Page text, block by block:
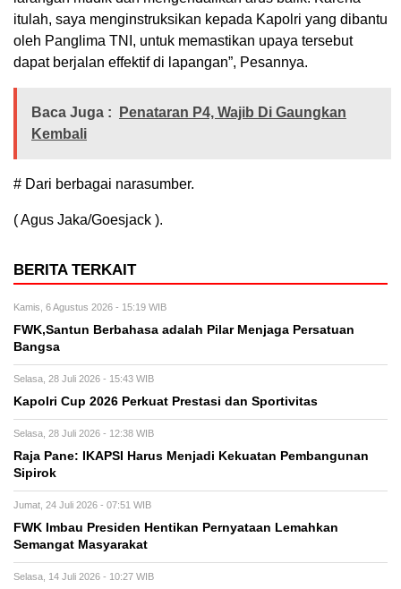
itulah, saya menginstruksikan kepada Kapolri yang dibantu
oleh Panglima TNI, untuk memastikan upaya tersebut
dapat berjalan effektif di lapangan”, Pesannya.
Baca Juga :
Penataran P4, Wajib Di Gaungkan
Kembali
# Dari berbagai narasumber.
( Agus Jaka/Goesjack ).
BERITA TERKAIT
Kamis, 6 Agustus 2026 - 15:19 WIB
FWK,Santun Berbahasa adalah Pilar Menjaga Persatuan
Bangsa
Selasa, 28 Juli 2026 - 15:43 WIB
Kapolri Cup 2026 Perkuat Prestasi dan Sportivitas
Selasa, 28 Juli 2026 - 12:38 WIB
Raja Pane: IKAPSI Harus Menjadi Kekuatan Pembangunan
Sipirok
Jumat, 24 Juli 2026 - 07:51 WIB
FWK Imbau Presiden Hentikan Pernyataan Lemahkan
Semangat Masyarakat
Selasa, 14 Juli 2026 - 10:27 WIB